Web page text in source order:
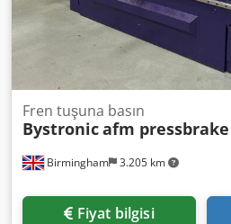
Birmingham 3.205 km
Fren tuşuna basın
Bystronicafm pressbrake
Fiyat bilgisi